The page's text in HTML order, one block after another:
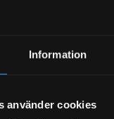
Information
använder cookies